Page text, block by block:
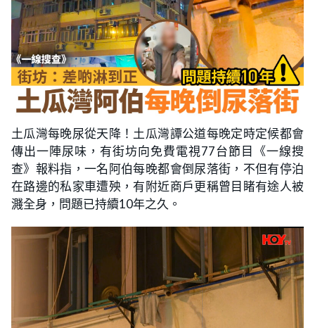
土瓜灣每晚尿從天降！土瓜灣譚公道每晚定時定候都會
傳出一陣尿味，有街坊向免費電視77台節目《一線搜
查》報料指，一名阿伯每晚都會倒尿落街，不但有停泊
在路邊的私家車遭殃，有附近商戶更稱曾目睹有途人被
濺全身，問題已持續10年之久。